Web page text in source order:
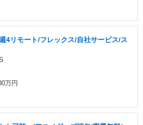
4リモート/フレックス/自社サービス/ス
万円